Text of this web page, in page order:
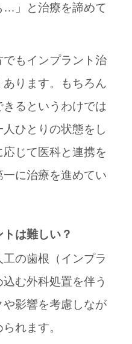
…」と治療を諦めて
もインプラント治
ります。もちろん
るというわけでは
ひとりの状態をし
じて医科と連携を
に治療を進めてい
は難しい？
の歯根（インプラ
む外科処置を伴う
影響を考慮しなが
れます。